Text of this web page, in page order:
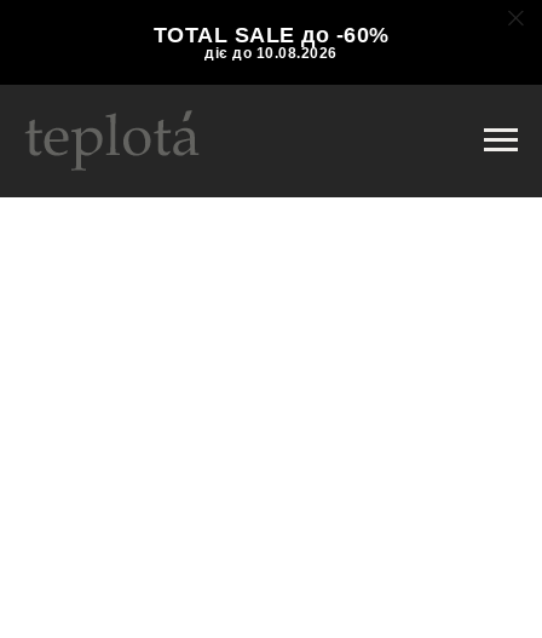
TOTAL SALE до -60%
діє до 10.08.2026